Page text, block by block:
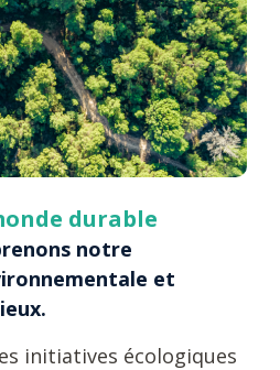
durable
notre
et
initiatives écologiques